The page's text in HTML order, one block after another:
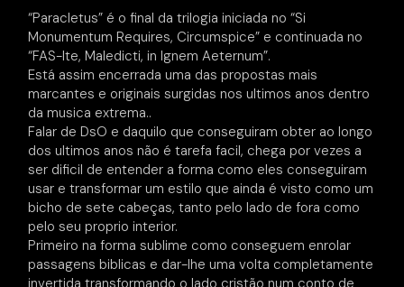
“Paracletus” é o final da trilogia iniciada no “Si
Monumentum Requires, Circumspice” e continuada no
“FAS-Ite, Maledicti, in Ignem Aeternum”.
Está assim encerrada uma das propostas mais
marcantes e originais surgidas nos ultimos anos dentro
da musica extrema..
Falar de DsO e daquilo que conseguiram obter ao longo
dos ultimos anos não é tarefa facil, chega por vezes a
ser dificil de entender a forma como eles conseguiram
usar e transformar um estilo que ainda é visto como um
bicho de sete cabeças, tanto pelo lado de fora como
pelo seu proprio interior.
Primeiro na forma sublime como conseguem enrolar
passagens biblicas e dar-lhe uma volta completamente
invertida transformando o lado cristão num conto de